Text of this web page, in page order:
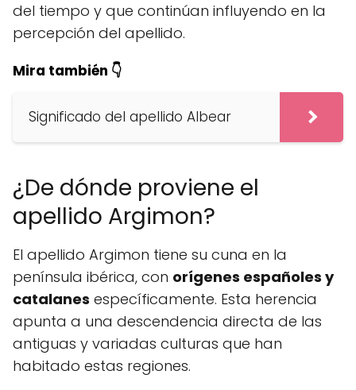
del tiempo y que continúan influyendo en la
percepción del apellido.
Mira también 👇
Significado del apellido Albear
¿De dónde proviene el
apellido Argimon?
El apellido Argimon tiene su cuna en la
península ibérica, con orígenes españoles y
catalanes específicamente. Esta herencia
apunta a una descendencia directa de las
antiguas y variadas culturas que han
habitado estas regiones.